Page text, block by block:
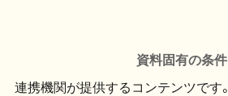
資料固有の条件
連携機関が提供するコンテンツです。